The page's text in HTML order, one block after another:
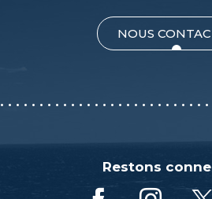
NOUS
Restons